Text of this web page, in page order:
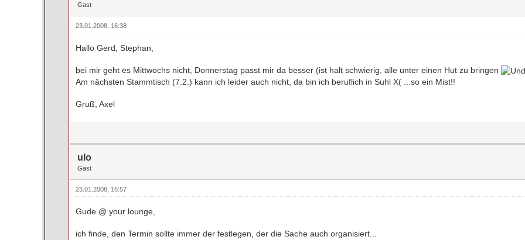
Gast
23.01.2008, 16:38
Hallo Gerd, Stephan,
bei mir geht es Mittwochs nicht, Donnerstag passt mir da besser (ist halt schwierig, alle unter einen Hut zu bringen
Am nächsten Stammtisch (7.2.) kann ich leider auch nicht, da bin ich beruflich in Suhl X( ...so ein Mist!!
Gruß, Axel
ulo
Gast
23.01.2008, 16:57
Gude @ your lounge,
ich finde, den Termin sollte immer der festlegen, der die Sache auch organisiert...